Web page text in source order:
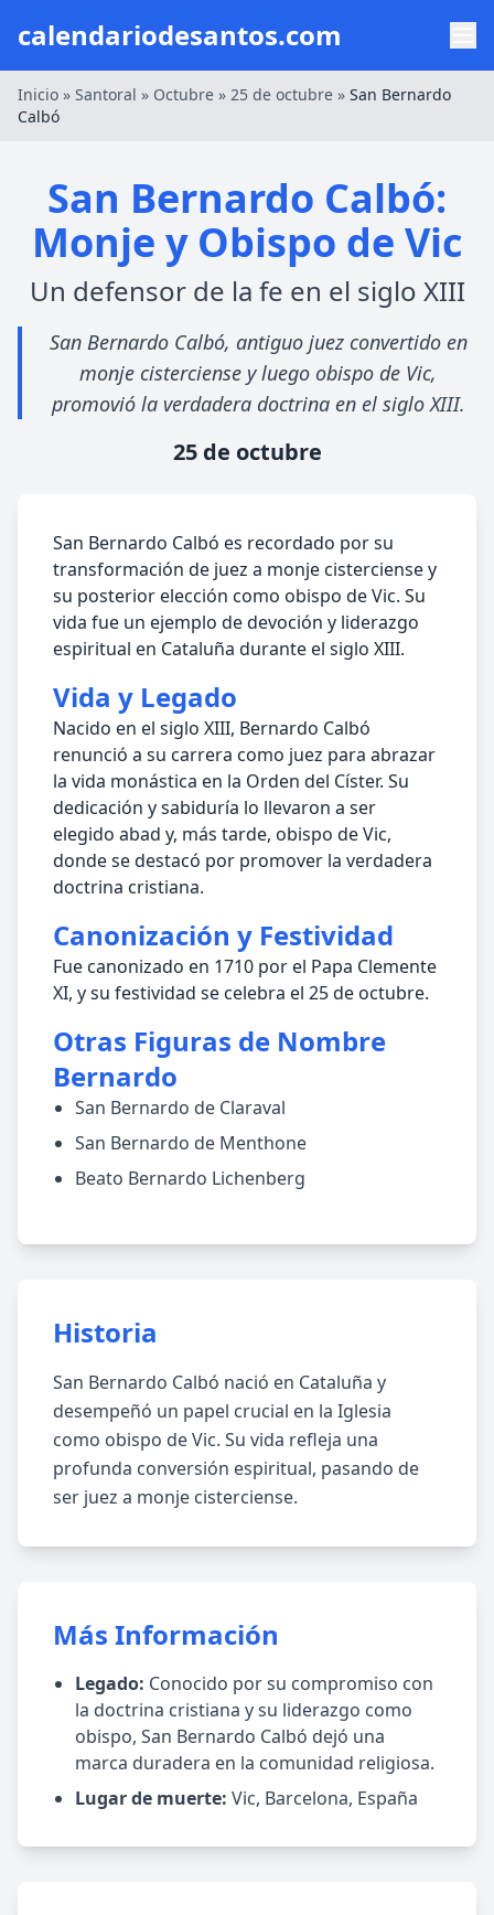
calendariodesantos.com
Inicio » Santoral » Octubre » 25 de octubre » San Bernardo
Calbó
San Bernardo Calbó:
Monje y Obispo de Vic
Un defensor de la fe en el siglo XIII
San Bernardo Calbó, antiguo juez convertido en
monje cisterciense y luego obispo de Vic,
promovió la verdadera doctrina en el siglo XIII.
25 de octubre
San Bernardo Calbó es recordado por su
transformación de juez a monje cisterciense y
su posterior elección como obispo de Vic. Su
vida fue un ejemplo de devoción y liderazgo
espiritual en Cataluña durante el siglo XIII.
Vida y Legado
Nacido en el siglo XIII, Bernardo Calbó
renunció a su carrera como juez para abrazar
la vida monástica en la Orden del Císter. Su
dedicación y sabiduría lo llevaron a ser
elegido abad y, más tarde, obispo de Vic,
donde se destacó por promover la verdadera
doctrina cristiana.
Canonización y Festividad
Fue canonizado en 1710 por el Papa Clemente
XI, y su festividad se celebra el 25 de octubre.
Otras Figuras de Nombre
Bernardo
San Bernardo de Claraval
San Bernardo de Menthone
Beato Bernardo Lichenberg
Historia
San Bernardo Calbó nació en Cataluña y
desempeñó un papel crucial en la Iglesia
como obispo de Vic. Su vida refleja una
profunda conversión espiritual, pasando de
ser juez a monje cisterciense.
Más Información
Legado: Conocido por su compromiso con
la doctrina cristiana y su liderazgo como
obispo, San Bernardo Calbó dejó una
marca duradera en la comunidad religiosa.
Lugar de muerte: Vic, Barcelona, España